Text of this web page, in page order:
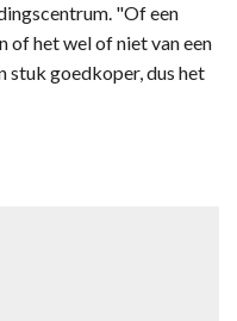
"Of een
of het wel of niet van een
stuk goedkoper, dus het